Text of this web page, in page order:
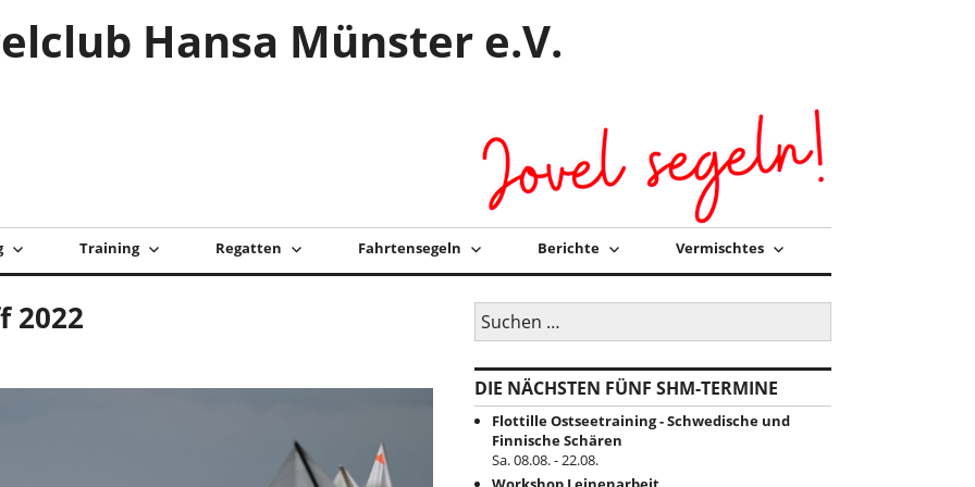
Hansa Münster e.V.
Training Regatten Fahrtensegeln Berichte Vermischtes
2022
Suchen
nach:
DIE NÄCHSTEN FÜNF SHM-TERMINE
Flottille Ostseetraining - Schwedische und
Finnische Schären
Sa. 08.08. - 22.08.